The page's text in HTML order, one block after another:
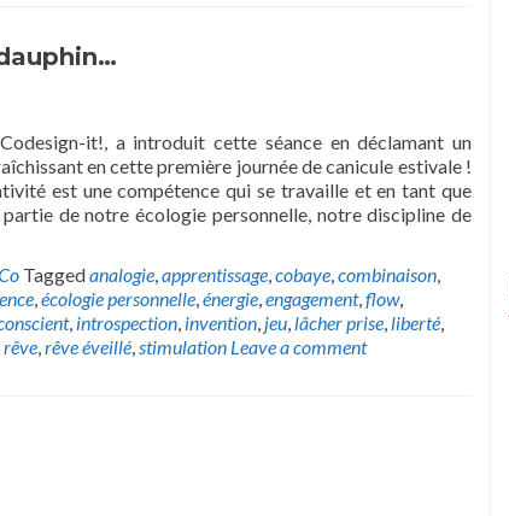
it!, a introduit cette séance en déclamant un
en cette première journée de canicule estivale !
est une compétence qui se travaille et en tant que
de notre écologie personnelle, notre discipline de
Taggedanalogie,apprentissage,cobaye,combinaison,
,écologie personnelle,énergie,engagement,flow,
, introspection, invention, jeu, lâcher prise, liberté,
rêve,rêve éveillé,stimulation Leave a comment